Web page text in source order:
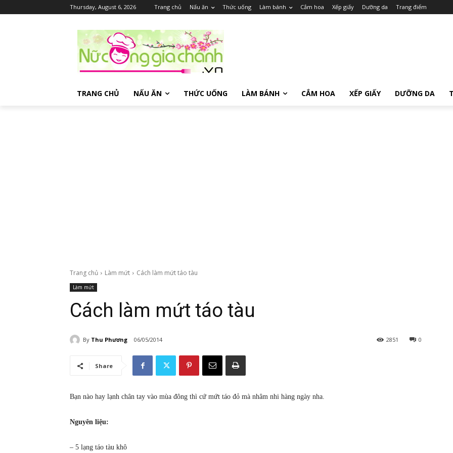
Thursday, August 6, 2026 Trang chủ Nấu ăn Thức uống Làm bánh Cắm hoa Xếp giấy Dưỡng da Trang điểm
TRANG CHỦ NẤU ĂN THỨC UỐNG LÀM BÁNH CẮM HOA XẾP GIẤY DƯỠNG DA
Trang chủ Làm mứt Cách làm mứt táo tàu
Làm mứt
Cách làm mứt táo tàu
By Thu Phương 06/05/2014 0
2851
Share
Bạn nào hay lạnh chân tay vào mùa đông thì cứ mứt táo đỏ mà nhâm nhi hàng ngày nha.
Nguyên liệu:
– 5 lạng táo tàu khô